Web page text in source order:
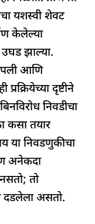
यशस्वी शेवट
केलेल्या
उघड झाल्या.
आणि
दृष्टीने
निवडीचा
कसा तयार
या निवडणुकीचा
अनेकदा
तो
दडलेला असतो.